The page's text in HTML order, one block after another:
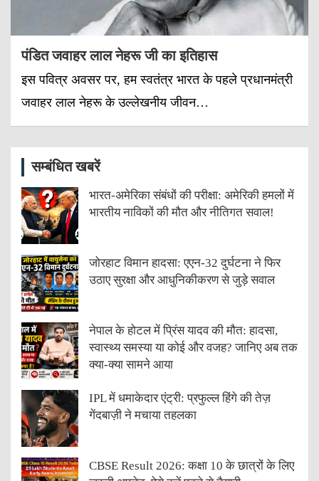
पंडित जवाहर लाल नेहरू जी का इतिहास
इस पवित्र अवसर पर, हम स्वतंत्र भारत के पहले प्रधानमंत्री
जवाहर लाल नेहरू के उल्लेखनीय जीवन…
सम्बंधित खबरें
भारत-अमेरिका संबंधों की परीक्षा: अमेरिकी हमलों में
भारतीय नाविकों की मौत और नीतिगत सवाल!
जोरहाट विमान हादसा: एएन-32 दुर्घटना ने फिर
उठाए सुरक्षा और आधुनिकीकरण से जुड़े सवाल
नेपाल के होटल में प्रिंस यादव की मौत: हादसा,
स्वास्थ्य समस्या या कोई और वजह? जानिए अब तक
क्या-क्या सामने आया
IPL में धमाकेदार एंट्री: प्रफुल्ल हिंगे की तेज़
गेंदबाज़ी ने मचाया तहलका
CBSE Result 2026: कक्षा 10 के छात्रों के लिए